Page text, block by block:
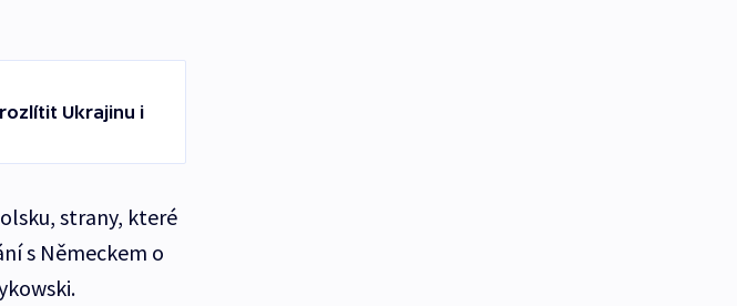
Ukrajinu i
strany, které
s Německem o